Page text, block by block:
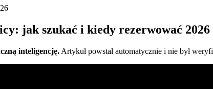
jak szukać i kiedy rezerwować 2026
inteligencję. Artykuł powstał automatycznie i nie był